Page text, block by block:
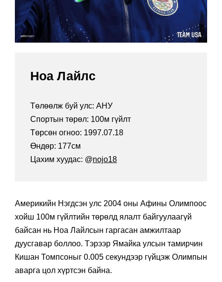
Ноа Лайлс
Төлөөлж буй улс: АНУ
Спортын төрөл: 100м гүйлт
Төрсөн огноо: 1997.07.18
Өндөр: 177см
Цахим хуудас: @nojo18
Америкийн Нэгдсэн улс 2004 оны Aфины Олимпоос
хойш 100м гүйлтийн төрөлд ялалт байгуулаагүй
байсан нь Ноа Лайлсын гаргасан амжилтаар
дуусгавар боллоо. Тэрээр Ямайка улсын тамирчин
Кишан Томпсоныг 0.005 секундээр гүйцэж Олимпын
аварга цол хүртсэн байна.